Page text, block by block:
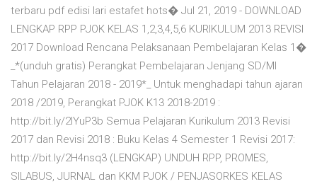
terbaru pdf edisi lari estafet hots� Jul 21, 2019 - DOWNLOAD
LENGKAP RPP PJOK KELAS 1,2,3,4,5,6 KURIKULUM 2013 REVISI
2017 Download Rencana Pelaksanaan Pembelajaran Kelas 1�
_*(unduh gratis) Perangkat Pembelajaran Jenjang SD/MI
Tahun Pelajaran 2018 - 2019*_ Untuk menghadapi tahun ajaran
2018 /2019, Perangkat PJOK K13 2018-2019 :
http://bit.ly/2IYuP3b Semua Pelajaran Kurikulum 2013 Revisi
2017 dan Revisi 2018 : Buku Kelas 4 Semester 1 Revisi 2017:
http://bit.ly/2H4nsq3 (LENGKAP) UNDUH RPP, PROMES,
SILABUS, JURNAL dan KKM PJOK / PENJASORKES KELAS